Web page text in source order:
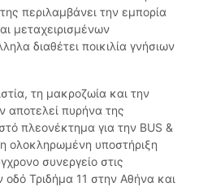
περιλαμβάνει την εμπορία
μεταχειρισμένων
διαθέτει ποικιλία γνήσιων
τη μακροζωία και την
αποτελεί πυρήνα της
πλεονέκτημα για την BUS &
ολοκληρωμένη υποστήριξη
συνεργείο στις
οδό Τριδήμα 11 στην Αθήνα και